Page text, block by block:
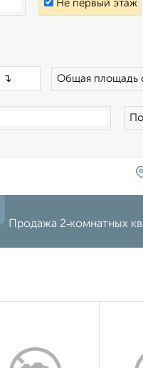
Не первый этаж
Общая площадь
Продажа 2‑комнатных